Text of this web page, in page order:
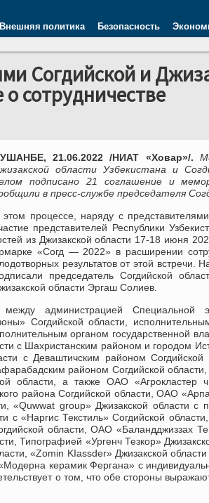
Внешняя политика Безопасность
Согдийской и
сотрудничестве
21.06.2022 /НИАТ «Ховар»/.
области Узбекистана и
подписано 21 соглашение и
в пресс-службе председателя
этом процессе, наряду с
представителей Республики
из Джизакской области 17-18 июня
«Согд — 2022» в расширении
результатов от этой встречи.
председатель Согдийской
области Эргаш Солиев.
администрацией Специальной
Согдийской области,
органом государственной
с Шахристанским районом и городом
с Деваштичским районом
районом Согдийской
области, а также ОАО «Агрокластер
района Согдийской области, ОАО
«Quwwat group» Джизакской области с
с «Наргис Текстиль» Согдийской
области, ОАО «Баландджиззах
Типографией «Ургенч Тезкор»
«Zomin KIassder» Джизакской области
керамик Фергана» с
о том, что обе стороны